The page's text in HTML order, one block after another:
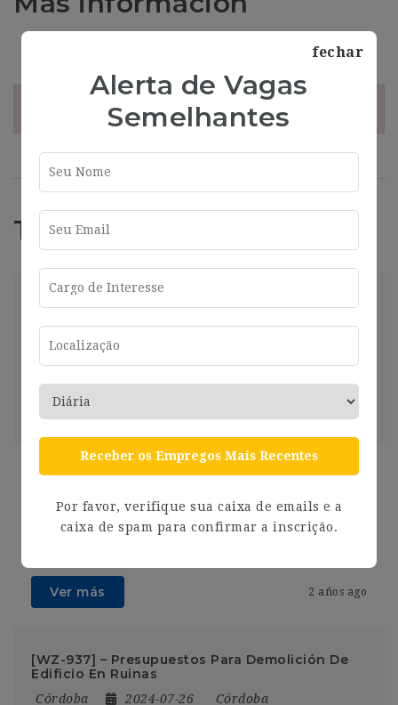
¡Esta oferta esta caducada!
Trabajos Relacionados
Ejecutivo De Linea
Córdoba 2024-07-26 Córdoba
Compartir
Ver más 2 años ago
ASESOR COMERCIAL BICICLETAS ELECTRICAS –
Córdoba 2024-07-26 Córdoba
Ver más 2 años ago
[WZ-937] – Presupuestos Para Demolición De
Edificio En Ruinas
Córdoba 2024-07-26 Córdoba
fechar
Alerta de Vagas
Semelhantes
Receber os Empregos Mais Recentes
Por favor, verifique sua caixa de emails e a
caixa de spam para confirmar a inscrição.